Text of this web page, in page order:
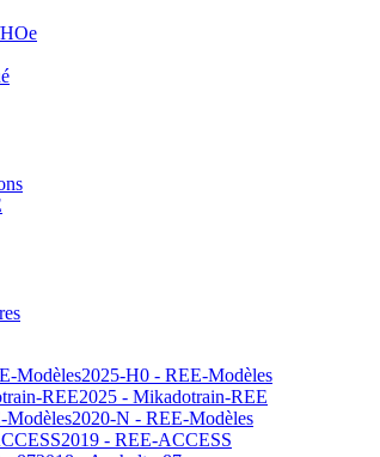
2025-H0 - REE-Modèles
2025 - Mikadotrain-REE
2020-N - REE-Modèles
2019 - REE-ACCESS